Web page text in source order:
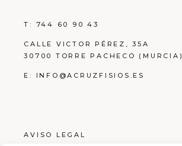
T: 744 60 90 43
CALLE VICTOR PÉREZ, 35A
30700 TORRE PACHECO (MURCIA)
E: INFO@ACRUZFISIOS.ES
AVISO LEGAL